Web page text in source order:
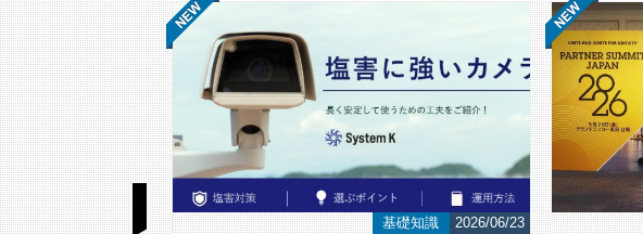
導入事例 2026/07/01 基礎知識 2026/06/23